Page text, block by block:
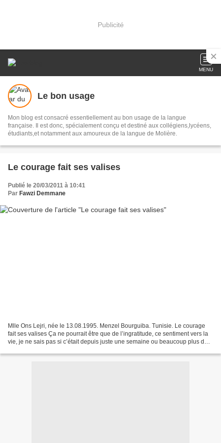
Publicité
MENU
Le bon usage
Mon blog est consacré essentiellement au bon usage de la langue
française. Il est donc, spécialement conçu et destiné aux collégiens,lycéens,
étudiants,et notamment aux amoureux de la langue de Molière.
Le courage fait ses valises
Publié le 20/03/2011 à 10:41
Par Fawzi Demmane
Mlle Ons Lejri, née le 13.08.1995. Menzel Bourguiba. Tunisie. Le courage
fait ses valises Ça ne pourrait être que de l’ingratitude, ce sentiment vers la
vie, je ne sais pas si c’était depuis juste une semaine ou beaucoup plus de